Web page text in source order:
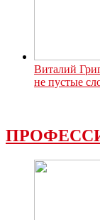
Виталий
не пустые